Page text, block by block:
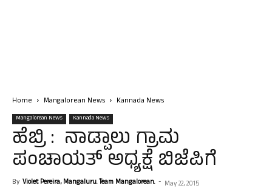
Home Mangalorean News Kannada News
Mangalorean News Kannada News
ಹೆಬ್ರಿ : ನಾಡ್ಪಾಲು ಗ್ರಾಮ
ಪಂಚಾಯತ್ ಅಧ್ಯಕ್ಷೆ ಬಿಜೆಪಿಗೆ
By Violet Pereira, Mangaluru. Team Mangalorean. - May 22, 2015